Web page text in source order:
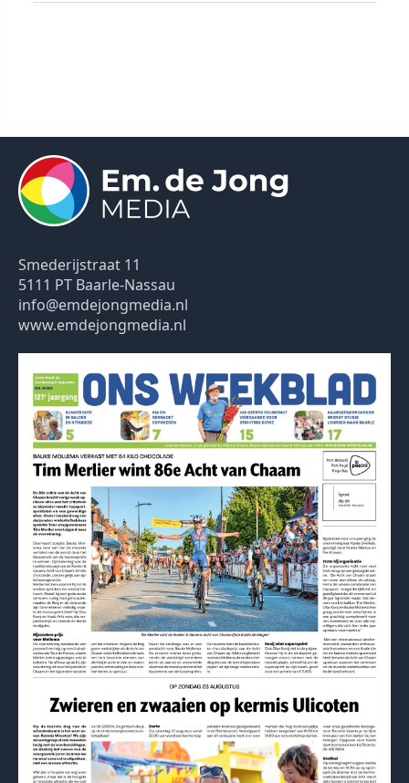
Smederijstraat 11
5111 PT Baarle-Nassau
info@emdejongmedia.nl
www.emdejongmedia.nl